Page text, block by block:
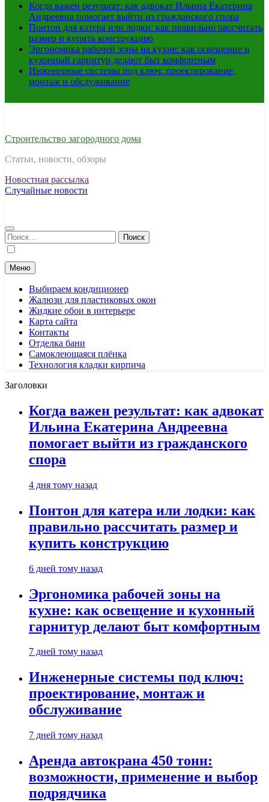
Когда важен результат: как адвокат Ильина Екатерина
Андреевна помогает выйти из гражданского спора
Понтон для катера или лодки: как правильно рассчитать
размер и купить конструкцию
Эргономика рабочей зоны на кухне: как освещение и
кухонный гарнитур делают быт комфортным
Инженерные системы под ключ: проектирование,
монтаж и обслуживание
Строительство загородного дома
Статьи, новости, обзоры
Новостная рассылка
Случайные новости
Найти:
Меню
Выбираем кондиционер
Жалюзи для пластиковых окон
Жидкие обои в интерьере
Карта сайта
Контакты
Отделка бани
Самоклеющаяся плёнка
Технология кладки кирпича
Заголовки
Когда важен результат: как адвокат
Ильина Екатерина Андреевна
помогает выйти из гражданского
спора
4 дня тому назад
Понтон для катера или лодки: как
правильно рассчитать размер и
купить конструкцию
6 дней тому назад
Эргономика рабочей зоны на
кухне: как освещение и кухонный
гарнитур делают быт комфортным
7 дней тому назад
Инженерные системы под ключ:
проектирование, монтаж и
обслуживание
7 дней тому назад
Аренда автокрана 450 тонн:
возможности, применение и выбор
подрядчика